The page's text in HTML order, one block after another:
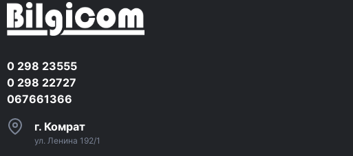
0 298 23555
0 298 22727
067661366
г. Комрат
ул. Ленина 192/1